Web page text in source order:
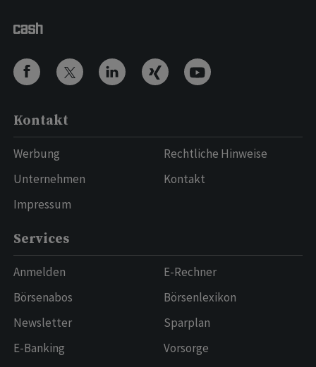
Kontakt
Werbung
Unternehmen
Impressum
Rechtliche Hinweise
Kontakt
Services
Anmelden
Börsenabos
Newsletter
E-Banking
E-Rechner
Börsenlexikon
Sparplan
Vorsorge